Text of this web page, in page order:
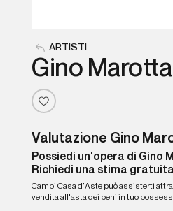
ARTISTI
Gino Marotta
Valutazione Gino
Possiedi un'opera di Gino
Richiedi una stima
Cambi Casa d'Aste può assisterti
vendita all'asta dei beni in tuo